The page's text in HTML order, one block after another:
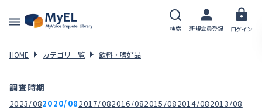
検索 新規会員登録 ログイン
HOME カテゴリ一覧 飲料・嗜好品
調査時期
2023/082020/082017/082016/082015/082014/082013/08